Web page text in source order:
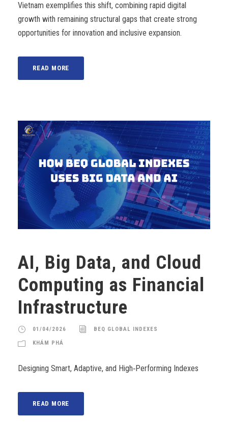
Vietnam exemplifies this shift, combining rapid digital
growth with remaining structural gaps that create strong
opportunities for innovation and inclusive expansion.
READ MORE
AI, Big Data, and Cloud
Computing as Financial
Infrastructure
01/04/2026 BEQ GLOBAL INDEXES
KHÁM PHÁ
Designing Smart, Adaptive, and High‑Performing Indexes
READ MORE